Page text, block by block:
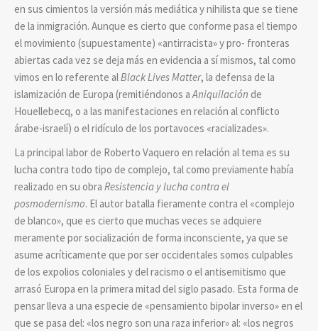
en sus cimientos la versión más mediática y nihilista que se tiene
de la inmigración. Aunque es cierto que conforme pasa el tiempo
el movimiento (supuestamente) «antirracista» y pro- fronteras
abiertas cada vez se deja más en evidencia a sí mismos, tal como
vimos en lo referente alBlack Lives Matter, la defensa de la
islamización de Europa (remitiéndonos aAniquilación de
Houellebecq, o a las manifestaciones en relación al conflicto
árabe-israelí) o el ridículo de los portavoces «racializades».
La principal labor de Roberto Vaquero en relación al tema es su
lucha contra todo tipo de complejo, tal como previamente había
realizado en su obra Resistencia y lucha contra el
posmodernismo. El autor batalla fieramente contra el «complejo
de blanco», que es cierto que muchas veces se adquiere
meramente por socialización de forma inconsciente, ya que se
asume acríticamente que por ser occidentales somos culpables
de los expolios coloniales y del racismo o el antisemitismo que
arrasó Europa en la primera mitad del siglo pasado. Esta forma de
pensar lleva a una especie de «pensamiento bipolar inverso» en el
que se pasa del: «los negro son una raza inferior» al: «los negros